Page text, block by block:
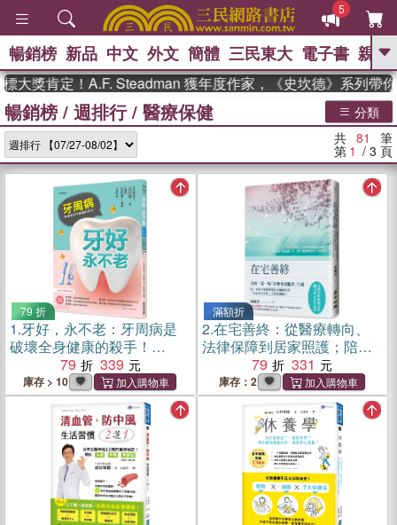
5
GO
熱搜： 東野圭吾 The Odyssey 、
父親節 、 如果歷史是一群喵 、 暑期
國際布克獎 臺灣漫遊錄 、 方
念華 、 台灣的李登輝時代 、 數學女
孩：黎曼猜想 、 偉大的迷走神經
暢銷榜 新品 中文 外文 簡體 三民東大 電子書 親子
定！A.F. Steadman 獲年度作家，《史坎德》系列帶你踏上熱
暢銷榜 / 週排行/ 醫療保健
分類
共 81 筆
第 1 / 3 頁
79 折
1.牙好，永不老：牙周病是
破壞全身健康的殺手！
【2026新裝修訂版】
79 339
庫存 > 10
滿額折
2.在宅善終：從醫療轉向、
法律保障到居家照護；陪你
看懂身體告別信號，第一本
不留遺憾的安心行動指南
79 331
庫存：2